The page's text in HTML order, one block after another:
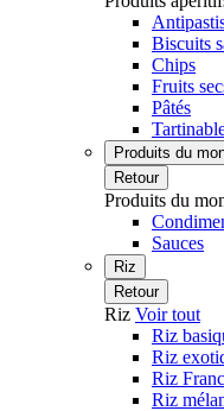
Biscuits
Chips
Fruits
Pâtés
Produits du
Retour
Produits du
Sauces
Riz
Retour
Riz Voir tout
Riz
Riz
Riz
Riz